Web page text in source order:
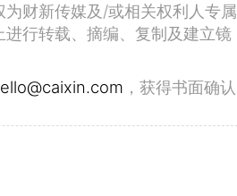
财新传媒及/或相关权利人专属
行转载、摘编、复制及建立镜
，获得书面确认